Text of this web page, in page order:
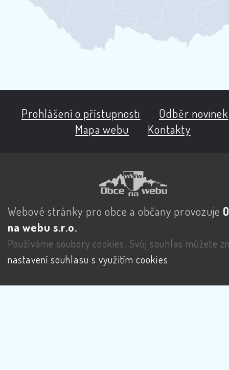
Prohlášení o přístupnosti Odběr novinek
Mapa webu
Kontakty
Webové stránky pro obce a občany provozuje
na webu s.r.o.
Používáme soubory cookies. Svůj souhlas můžete
nastavení souhlasu s využitím cookies.